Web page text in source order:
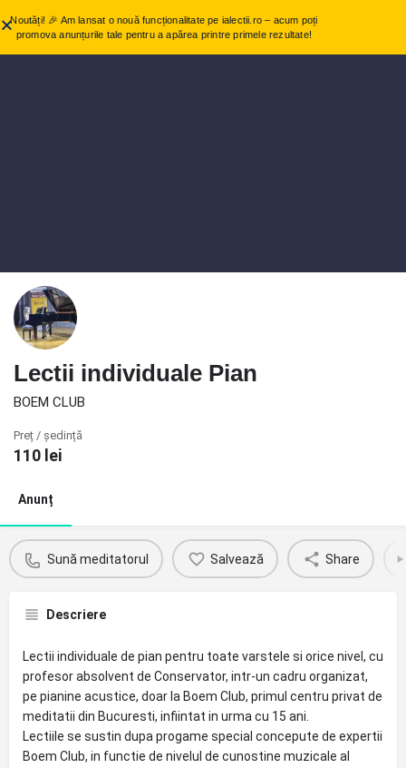
Lectii individuale Pian
BOEM CLUB
Preț / ședință
110 lei
Anunț
Sună meditatorul Salvează Share
Descriere
Lectii individuale de pian pentru toate varstele si orice nivel, cu
profesor absolvent de Conservator, intr-un cadru organizat,
pe pianine acustice, doar la Boem Club, primul centru privat de
meditatii din Bucuresti, infiintat in urma cu 15 ani.
Lectiile se sustin dupa progame special concepute de expertii
Boem Club, in functie de nivelul de cunostine muzicale al
Noutăți! 🎉 Am lansat o nouă funcționalitate pe ialectii.ro – acum poți
promova anunțurile tale pentru a apărea printre primele rezultate!